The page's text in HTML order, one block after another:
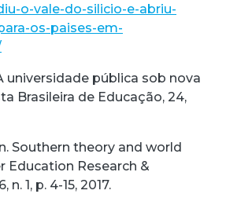
o-vale-do-silicio-e-abriu-
os-paises-em-
universidade pública sob nova
Brasileira de Educação, 24,
Southern theory and world
Education Research &
1, p. 4-15, 2017.